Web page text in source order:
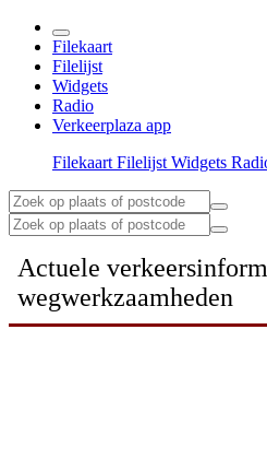
Filekaart
Filelijst
Widgets
Radio
Verkeerplaza app
Filekaart Filelijst Widgets
Actuele
wegwerkzaamheden